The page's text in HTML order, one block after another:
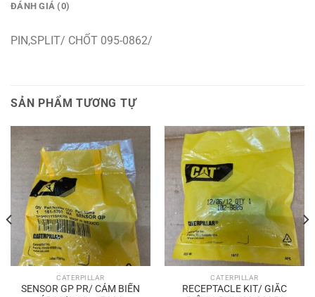
ĐÁNH GIÁ (0)
PIN,SPLIT/ CHỐT 095-0862/
SẢN PHẨM TƯƠNG TỰ
CATERPILLAR
SENSOR GP PR/ CẢM BIẾN
CATERPILLAR
RECEPTACLE KIT/ GIẮC